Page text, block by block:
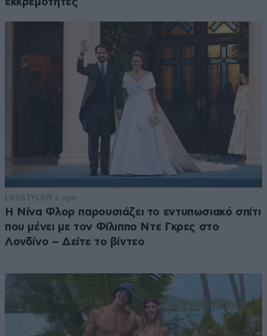
LIFESTYLE19 λ. πριν
Η Νίνα Φλορ παρουσιάζει το εντυπωσιακό σπίτι
που μένει με τον Φίλιππο Ντε Γκρες στο
Λονδίνο – Δείτε το βίντεο